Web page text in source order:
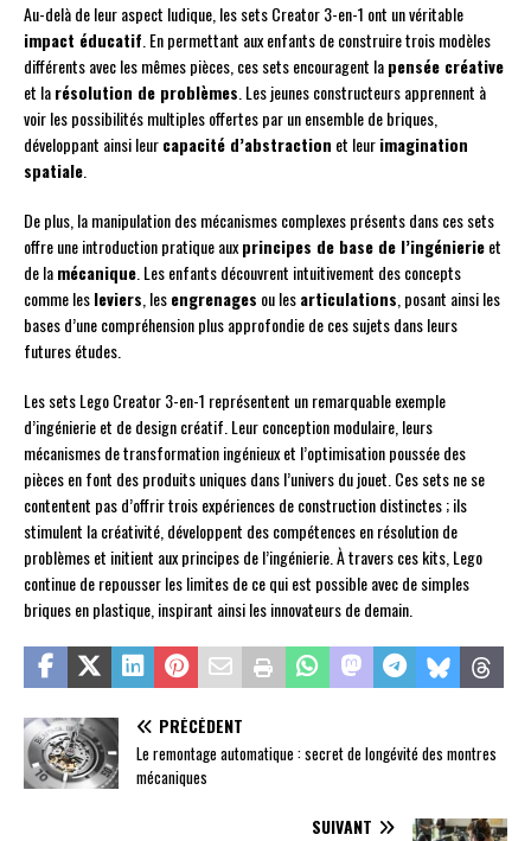
Au-delà de leur aspect ludique, les sets Creator 3-en-1 ont un véritable
impact éducatif. En permettant aux enfants de construire trois modèles
différents avec les mêmes pièces, ces sets encouragent lapensée créative
et larésolution de problèmes. Les jeunes constructeurs apprennent à
voir les possibilités multiples offertes par un ensemble de briques,
développant ainsi leurcapacité d’abstraction et leurimagination
spatiale.
De plus, la manipulation des mécanismes complexes présents dans ces sets
offre une introduction pratique auxprincipes de base de l’ingénierieet
de lamécanique. Les enfants découvrent intuitivement des concepts
comme lesleviers, lesengrenages ou lesarticulations, posant ainsi les
bases d’une compréhension plus approfondie de ces sujets dans leurs
futures études.
Les sets Lego Creator 3-en-1 représentent un remarquable exemple
d’ingénierie et de design créatif. Leur conception modulaire, leurs
mécanismes de transformation ingénieux et l’optimisation poussée des
pièces en font des produits uniques dans l’univers du jouet. Ces sets ne se
contentent pas d’offrir trois expériences de construction distinctes ; ils
stimulent la créativité, développent des compétences en résolution de
problèmes et initient aux principes de l’ingénierie. À travers ces kits, Lego
continue de repousser les limites de ce qui est possible avec de simples
briques en plastique, inspirant ainsi les innovateurs de demain.
PRÉCÉDENT
Le remontage automatique : secret de longévité des montres
mécaniques
SUIVANT